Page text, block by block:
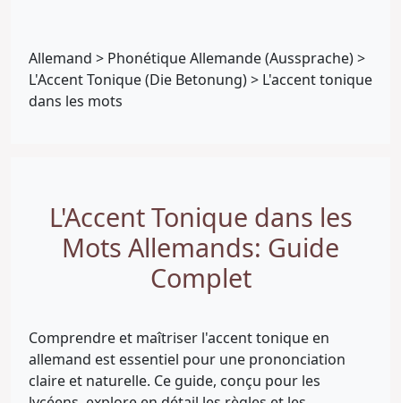
Allemand > Phonétique Allemande (Aussprache)>
L'Accent Tonique (Die Betonung)> L'accent tonique
dans les mots
L'Accent Tonique dans les
Mots Allemands: Guide
Complet
Comprendre et maîtriser l'accent tonique en
allemand est essentiel pour une prononciation
claire et naturelle. Ce guide, conçu pour les